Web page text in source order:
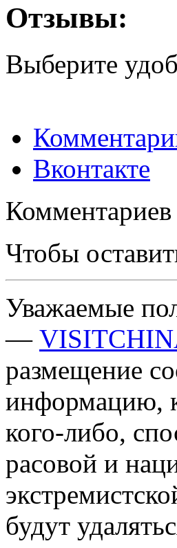
Отзывы:
Выберите
Вконтакте
Чтобы
Уважаемые
—
размещение
информацию,
кого-либо,
расовой и
будут